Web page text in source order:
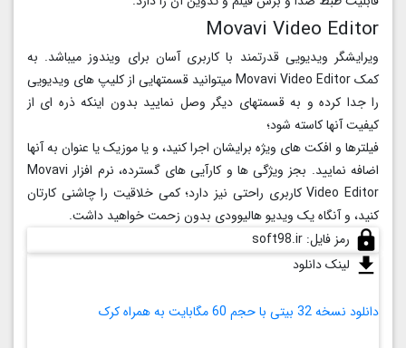
Movavi Video Editor
ویرایشگر ویدیویی قدرتمند با کاربری آسان برای ویندوز میباشد. به
کمک Movavi Video Editor میتوانید قسمتهایی از کلیپ های ویدیویی
را جدا کرده و به قسمتهای دیگر وصل نمایید بدون اینکه ذره ای از
کیفیت آنها کاسته شود؛
فیلترها و افکت های ویژه برایشان اجرا کنید، و یا موزیک یا عنوان به آنها
اضافه نمایید. بجز ویژگی ها و کارآیی های گسترده، نرم افزار Movavi
Video Editor کاربری راحتی نیز دارد؛ کمی خلاقیت را چاشنی کارتان
کنید، و آنگاه یک ویدیو هالیوودی بدون زحمت خواهید داشت.
رمز فایل: soft98.ir
لینک دانلود
دانلود نسخه 32 بیتی با حجم 60 مگابايت به همراه کرک